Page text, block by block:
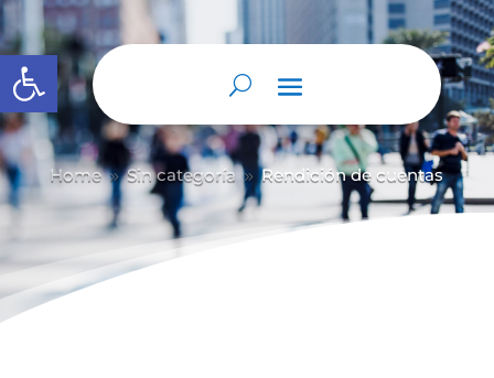
Abrir barra de herramientas
Home 9 Sin categoría 9 Rendición de cuentas